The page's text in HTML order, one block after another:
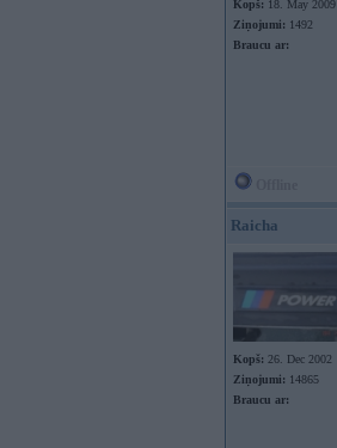
Kopš: 18. May 2009
Ziņojumi: 1492
Braucu ar:
Raicha
Kopš: 26. Dec 2002
Ziņojumi: 14865
Braucu ar: